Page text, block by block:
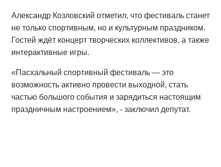
Александр Козловский отметил, что фестиваль станет
не только спортивным, но и культурным праздником.
Гостей ждёт концерт творческих коллективов, а также
интерактивные игры.
«Пасхальный спортивный фестиваль — это
возможность активно провести выходной, стать
частью большого события и зарядиться настоящим
праздничным настроением», - заключил депутат.